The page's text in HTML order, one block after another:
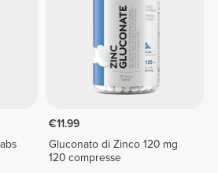
€11.99
Gluconato di Zinco 120 mg
120 compresse